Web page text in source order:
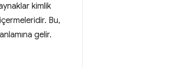
kimlik
Bu,
gelir.